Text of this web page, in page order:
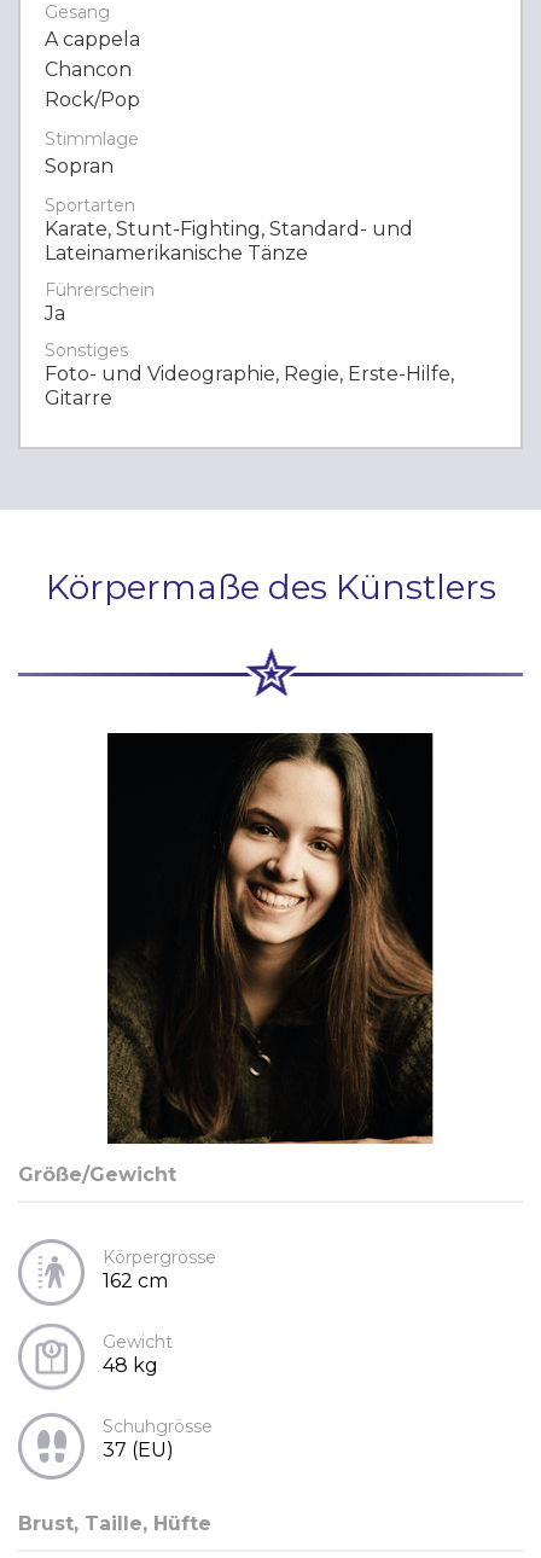
Gesang
A cappela
Chancon
Rock/Pop
Stimmlage
Sopran
Sportarten
Karate, Stunt-Fighting, Standard- und
Lateinamerikanische Tänze
Führerschein
Ja
Sonstiges
Foto- und Videographie, Regie, Erste-Hilfe,
Gitarre
Körpermaße des Künstlers
Größe/Gewicht
Körpergrösse
162 cm
Gewicht
48 kg
Schuhgrösse
37 (EU)
Brust, Taille, Hüfte